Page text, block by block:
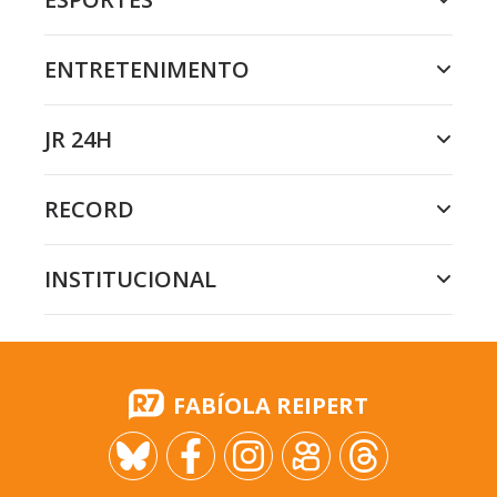
ENTRETENIMENTO
JR 24H
RECORD
INSTITUCIONAL
FABÍOLA REIPERT